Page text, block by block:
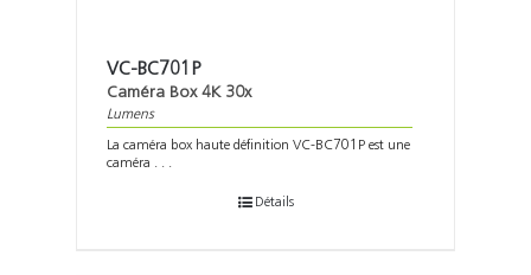
VC-BC701P
Caméra Box 4K 30x
Lumens
La caméra box haute définition VC-BC701P est une
caméra . . .
Détails